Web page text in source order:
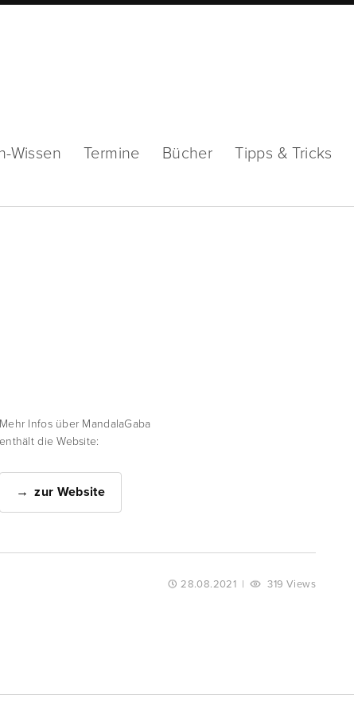
Wissen Termine Bücher Tipps & Tricks
Mehr Infos über MandalaGaba
enthält die Website:
zur Website
28.08.2021 | 319 Views